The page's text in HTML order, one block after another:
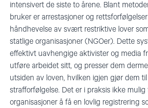
intensivert de siste to årene. Blant
bruker er arrestasjoner og
håndhevelse av svært restriktive lover
statlige organisasjoner (NGOer). Dette
effektivt uavhengige aktivister og media
utføre arbeidet sitt, og presser dem
utsiden av loven, hvilken igjen gjør dem
strafforfølgelse. Det er i praksis ikke
organisasjoner å få en lovlig registrering